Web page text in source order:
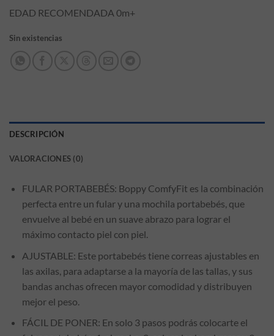
EDAD RECOMENDADA 0m+
Sin existencias
DESCRIPCIÓN
VALORACIONES (0)
FULAR PORTABEBÉS: Boppy ComfyFit es la combinación
perfecta entre un fular y una mochila portabebés, que
envuelve al bebé en un suave abrazo para lograr el
máximo contacto piel con piel.
AJUSTABLE: Este portabebés tiene correas ajustables en
las axilas, para adaptarse a la mayoría de las tallas, y sus
bandas anchas ofrecen mayor comodidad y distribuyen
mejor el peso.
FÁCIL DE PONER: En solo 3 pasos podrás colocarte el